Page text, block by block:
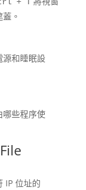
。
源和睡眠設
哪些程序使
IP 位址的